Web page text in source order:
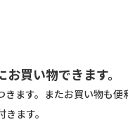
買い物できます。
ます。またお買い物も便
ます。